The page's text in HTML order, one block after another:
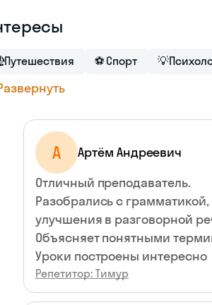
Путешествия ⚽ Спорт 💡
А
Артём Андреевич
Отличный преподаватель.
Разобрались с грамматикой,
улучшения в разговорной
Объясняет понятными
Уроки построены интересно
Репетитор: Тимур